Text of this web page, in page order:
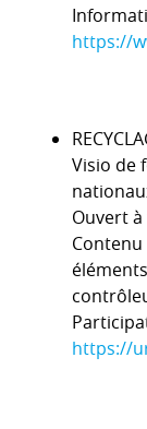
https://
Visio de
Ouvert
https://